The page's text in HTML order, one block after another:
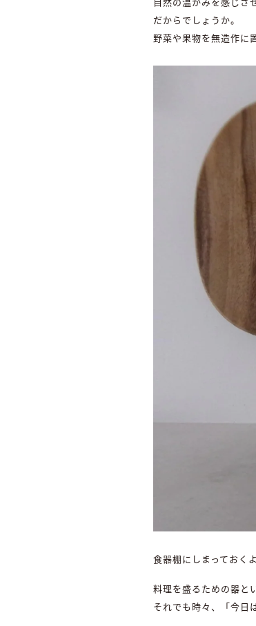
だからでしょうか。
野菜や果物を無造作に
食器棚にしまっておく
料理を盛るための器と
それでも時々、「今日